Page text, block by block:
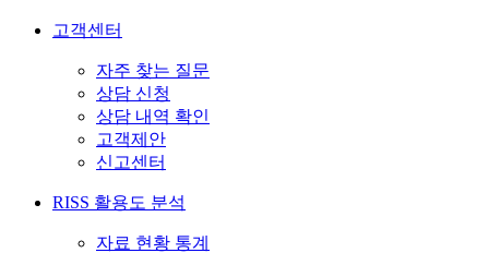
고객센터
자주 찾는 질문
상담 신청
상담 내역 확인
고객제안
신고센터
RISS 활용도 분석
자료 현황 통계